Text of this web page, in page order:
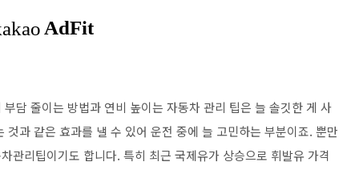
담 줄이는 방법과 연비 높이는 자동차 관리 팁은 늘 솔깃한 게 사
과 같은 효과를 낼 수 있어 운전 중에 늘 고민하는 부분이죠. 뿐만
관리팁이기도 합니다. 특히 최근 국제유가 상승으로 휘발유 가격